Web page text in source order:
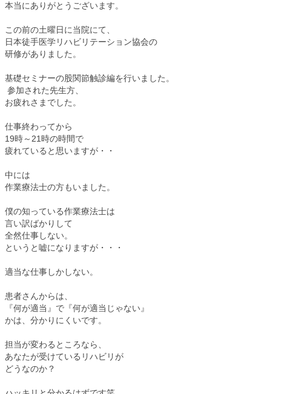
本当にありがとうございます。
この前の土曜日に当院にて、
日本徒手医学リハビリテーション協会の
研修がありました。
基礎セミナーの股関節触診編を行いました。
参加された先生方、
お疲れさまでした。
仕事終わってから
19時～21時の時間で
疲れていると思いますが・・
中には
作業療法士の方もいました。
僕の知っている作業療法士は
言い訳ばかりして
全然仕事しない。
というと嘘になりますが・・・
適当な仕事しかしない。
患者さんからは、
『何が適当』で『何が適当じゃない』
かは、分かりにくいです。
担当が変わるところなら、
あなたが受けているリハビリが
どうなのか？